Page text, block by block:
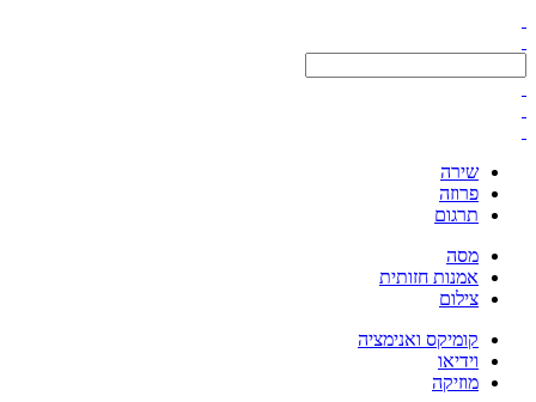
שירה
פרוזה
תרגום
מסה
אמנות חזותית
צילום
קומיקס ואנימציה
וידיאו
מוזיקה